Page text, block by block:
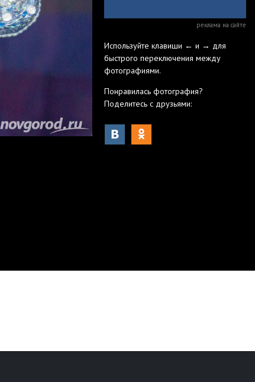
реклама на сайте
Используйте клавиши ← и → для
быстрого переключения между
фотографиями.
Понравилась фотография?
Поделитесь с друзьями: